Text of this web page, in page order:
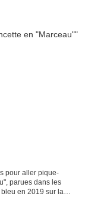
pour aller pique-
parues dans les
en 2019 sur la